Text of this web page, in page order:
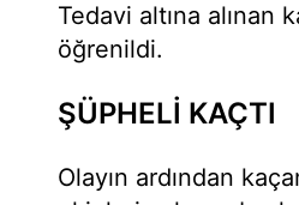
Tedavi altına alınan
öğrenildi.
ŞÜPHELİ KAÇTI
Olayın ardından